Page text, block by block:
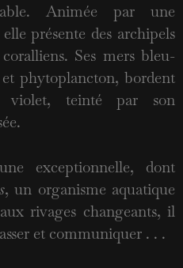
Animée par une
présente des archipels
Ses mers bleu-
phytoplancton, bordent
teinté par son
exceptionnelle, dont
, un organisme aquatique
rivages changeants, il
et communiquer . . .